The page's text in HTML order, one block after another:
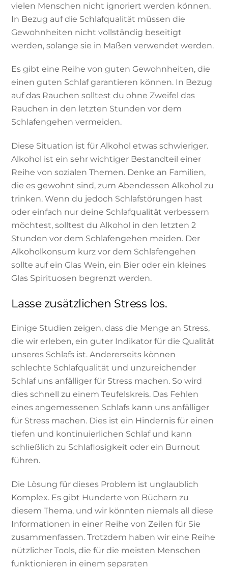
vielen Menschen nicht ignoriert werden können.
In Bezug auf die Schlafqualität müssen die
Gewohnheiten nicht vollständig beseitigt
werden, solange sie in Maßen verwendet werden.
Es gibt eine Reihe von guten Gewohnheiten, die
einen guten Schlaf garantieren können. In Bezug
auf das Rauchen solltest du ohne Zweifel das
Rauchen in den letzten Stunden vor dem
Schlafengehen vermeiden.
Diese Situation ist für Alkohol etwas schwieriger.
Alkohol ist ein sehr wichtiger Bestandteil einer
Reihe von sozialen Themen. Denke an Familien,
die es gewohnt sind, zum Abendessen Alkohol zu
trinken. Wenn du jedoch Schlafstörungen hast
oder einfach nur deine Schlafqualität verbessern
möchtest, solltest du Alkohol in den letzten 2
Stunden vor dem Schlafengehen meiden. Der
Alkoholkonsum kurz vor dem Schlafengehen
sollte auf ein Glas Wein, ein Bier oder ein kleines
Glas Spirituosen begrenzt werden.
Lasse zusätzlichen Stress los.
Einige Studien zeigen, dass die Menge an Stress,
die wir erleben, ein guter Indikator für die Qualität
unseres Schlafs ist. Andererseits können
schlechte Schlafqualität und unzureichender
Schlaf uns anfälliger für Stress machen. So wird
dies schnell zu einem Teufelskreis. Das Fehlen
eines angemessenen Schlafs kann uns anfälliger
für Stress machen. Dies ist ein Hindernis für einen
tiefen und kontinuierlichen Schlaf und kann
schließlich zu Schlaflosigkeit oder ein Burnout
führen.
Die Lösung für dieses Problem ist unglaublich
Komplex. Es gibt Hunderte von Büchern zu
diesem Thema, und wir könnten niemals all diese
Informationen in einer Reihe von Zeilen für Sie
zusammenfassen. Trotzdem haben wir eine Reihe
nützlicher Tools, die für die meisten Menschen
funktionieren in einem separaten